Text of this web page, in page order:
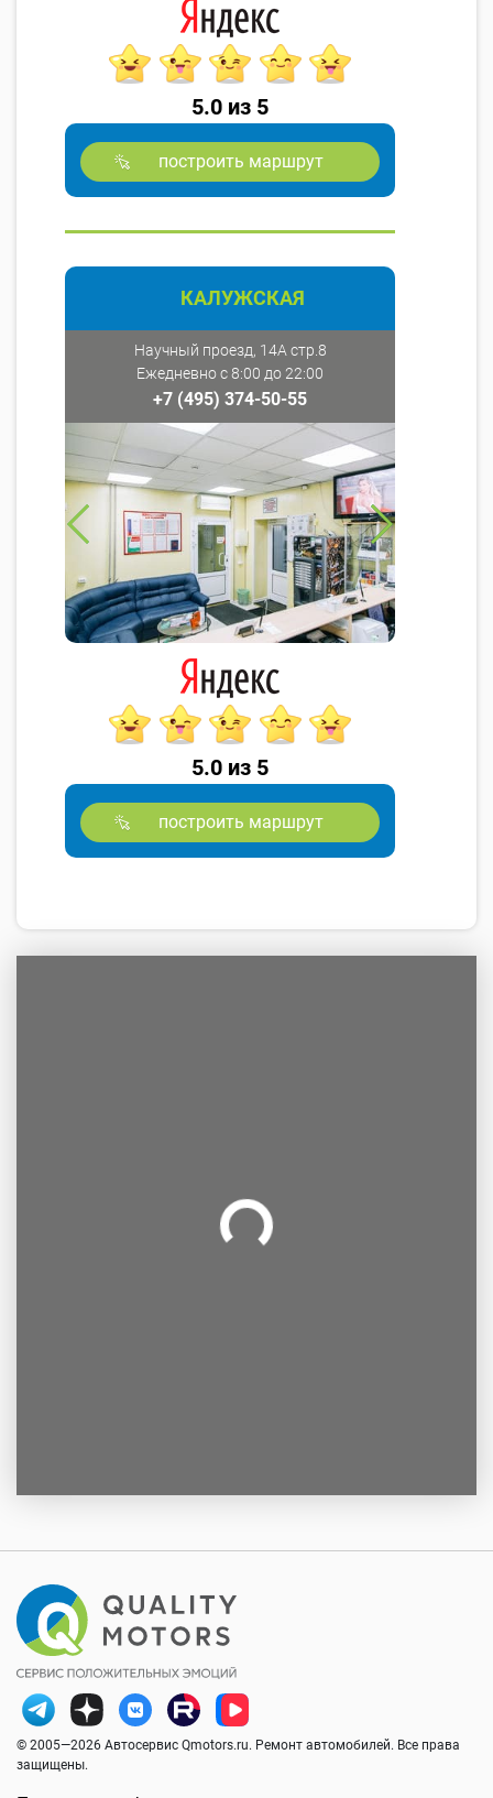
5.0 из 5
построить маршрут
КАЛУЖСКАЯ
Научный проезд, 14А стр.8
Ежедневно с 8:00 до 22:00
+7 (495) 374-50-55
5.0 из 5
построить маршрут
© 2005—2026 Автосервис Qmotors.ru. Ремонт автомобилей. Все права
защищены.